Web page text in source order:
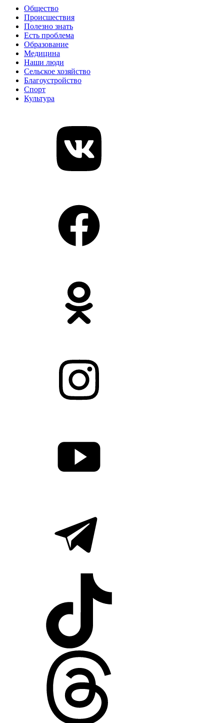
Общество
Происшествия
Полезно знать
Есть проблема
Образование
Медицина
Наши люди
Сельское хозяйство
Благоустройство
Спорт
Культура